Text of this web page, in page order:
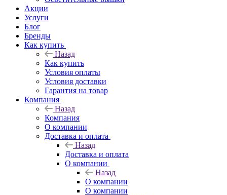
Акции
Услуги
Блог
Бренды
Как купить
Назад
Как купить
Условия оплаты
Условия доставки
Гарантия на товар
Компания
Назад
Компания
О компании
Доставка и оплата
Назад
Доставка и оплата
О компании
Назад
О компании
О компании